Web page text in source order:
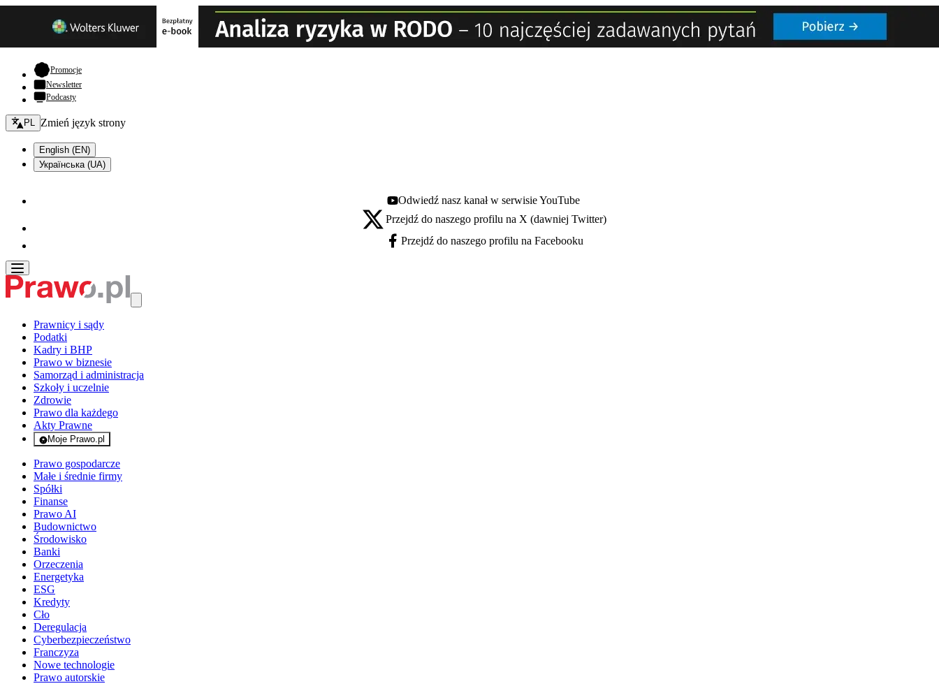
Promocje- otwiera się w nowej karcie
Newsletter
Podcasty
Zmień język - bieżący:
PL Zmień język strony
English (EN)
Українська (UA)
Youtube - otwiera się w nowej karcie
Odwiedź nasz kanał w serwisie YouTube
X - otwiera się w nowej karcie
Przejdź do naszego profilu na X (dawniej Twitter)
Facebook - otwiera się w nowej karcie
Przejdź do naszego profilu na Facebooku
Prawnicy i sądy
Podatki
Kadry i BHP
Prawo w biznesie
Samorząd i administracja
Szkoły i uczelnie
Zdrowie
Prawo dla każdego
Akty Prawne
Moje Prawo.pl
- rejestracja i logowanie do serwisu
Prawo gospodarcze
Małe i średnie firmy
Spółki
Finanse
Prawo AI
Budownictwo
Środowisko
Banki
Orzeczenia
Energetyka
ESG
Kredyty
Cło
Deregulacja
Cyberbezpieczeństwo
Franczyza
Nowe technologie
Prawo autorskie